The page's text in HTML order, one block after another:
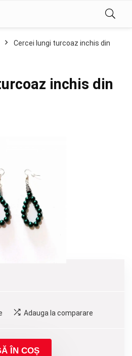
Cercei lungi turcoaz inchis din
inchis din
Adauga la comparare
ÎN COȘ